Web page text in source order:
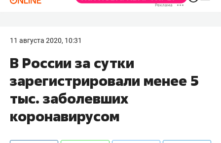
11 августа 2020, 10:31
В России за сутки
зарегистрировали менее 5
тыс. заболевших
коронавирусом